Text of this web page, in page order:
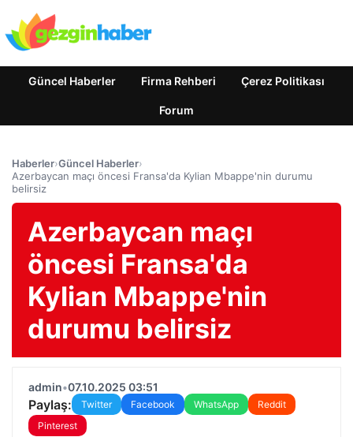
Güncel Haberler Firma Rehberi Çerez Politikası
Forum
Haberler›Güncel Haberler›
Azerbaycan maçı öncesi Fransa'da Kylian Mbappe'nin durumu
belirsiz
Azerbaycan maçı
öncesi Fransa'da
Kylian Mbappe'nin
durumu belirsiz
admin•07.10.2025 03:51
Paylaş: Twitter Facebook WhatsApp
Reddit
Pinterest